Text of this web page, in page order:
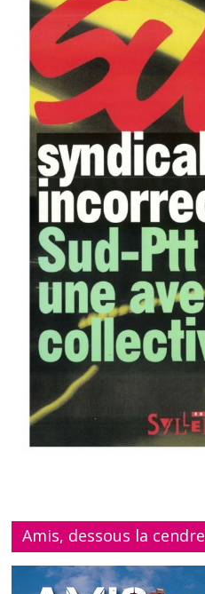
Amis, dessous la cendre